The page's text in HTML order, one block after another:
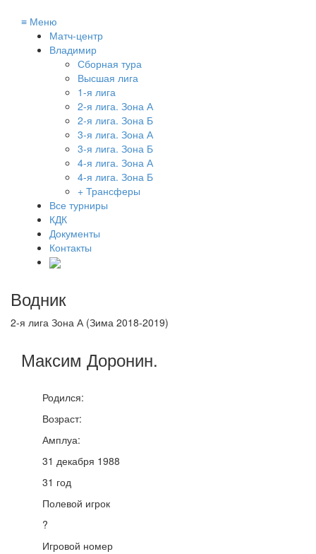
≡ Меню
Матч-центр
Владимир
Сборная тура
Высшая лига
1-я лига
2-я лига. Зона А
2-я лига. Зона Б
3-я лига. Зона А
3-я лига. Зона Б
4-я лига. Зона А
4-я лига. Зона Б
+ Трансферы
Все турниры
КДК
Документы
Контакты
Водник
2-я лига Зона А (Зима 2018-2019)
Максим Доронин.
Родился:
Возраст:
Амплуа:
31 декабря 1988
31 год
Полевой игрок
?
Игровой номер